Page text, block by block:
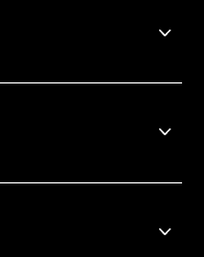
，非常适合在盆浴
，快感奔放。